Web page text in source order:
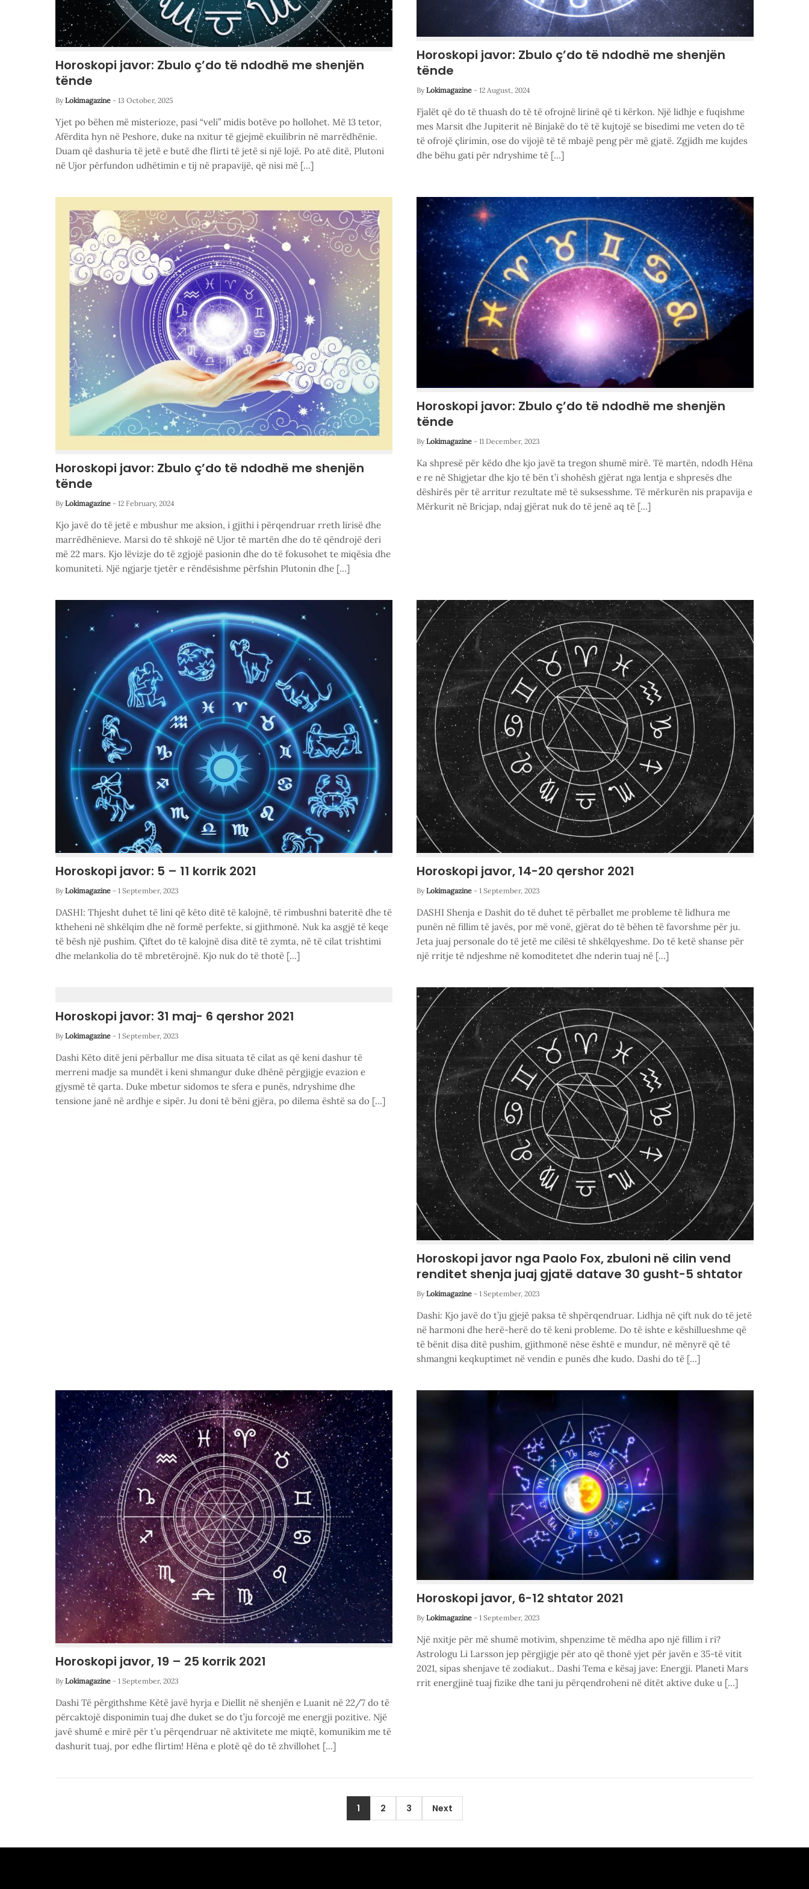
Horoskopi javor: Zbulo ç’do të ndodhë me shenjën
tënde
By Lokimagazine - 13 October, 2025
Yjet po bëhen më misterioze, pasi “veli” midis botëve po hollohet. Më 13 tetor,
Afërdita hyn në Peshore, duke na nxitur të gjejmë ekuilibrin në marrëdhënie.
Duam që dashuria të jetë e butë dhe flirti të jetë si një lojë. Po atë ditë, Plutoni
në Ujor përfundon udhëtimin e tij në prapavijë, që nisi më […]
Horoskopi javor: Zbulo ç’do të ndodhë me shenjën
tënde
By Lokimagazine - 12 August, 2024
Fjalët që do të thuash do të të ofrojnë lirinë që ti kërkon. Një lidhje e fuqishme
mes Marsit dhe Jupiterit në Binjakë do të të kujtojë se bisedimi me veten do të
të ofrojë çlirimin, ose do vijojë të të mbajë peng për më gjatë. Zgjidh me kujdes
dhe bëhu gati për ndryshime të […]
Horoskopi javor: Zbulo ç’do të ndodhë me shenjën
tënde
By Lokimagazine - 12 February, 2024
Kjo javë do të jetë e mbushur me aksion, i gjithi i përqendruar rreth lirisë dhe
marrëdhënieve. Marsi do të shkojë në Ujor të martën dhe do të qëndrojë deri
më 22 mars. Kjo lëvizje do të zgjojë pasionin dhe do të fokusohet te miqësia dhe
komuniteti. Një ngjarje tjetër e rëndësishme përfshin Plutonin dhe […]
Horoskopi javor: Zbulo ç’do të ndodhë me shenjën
tënde
By Lokimagazine - 11 December, 2023
Ka shpresë për këdo dhe kjo javë ta tregon shumë mirë. Të martën, ndodh Hëna
e re në Shigjetar dhe kjo të bën t’i shohësh gjërat nga lentja e shpresës dhe
dëshirës për të arritur rezultate më të suksesshme. Të mërkurën nis prapavija e
Mërkurit në Bricjap, ndaj gjërat nuk do të jenë aq të […]
Horoskopi javor: 5 – 11 korrik 2021
By Lokimagazine - 1 September, 2023
DASHI: Thjesht duhet të lini që këto ditë të kalojnë, të rimbushni bateritë dhe të
ktheheni në shkëlqim dhe në formë perfekte, si gjithmonë. Nuk ka asgjë të keqe
të bësh një pushim. Çiftet do të kalojnë disa ditë të zymta, në të cilat trishtimi
dhe melankolia do të mbretërojnë. Kjo nuk do të thotë […]
Horoskopi javor, 14-20 qershor 2021
By Lokimagazine - 1 September, 2023
DASHI Shenja e Dashit do të duhet të përballet me probleme të lidhura me
punën në fillim të javës, por më vonë, gjërat do të bëhen të favorshme për ju.
Jeta juaj personale do të jetë me cilësi të shkëlqyeshme. Do të ketë shanse për
një rritje të ndjeshme në komoditetet dhe nderin tuaj në […]
Horoskopi javor: 31 maj- 6 qershor 2021
By Lokimagazine - 1 September, 2023
Dashi Këto ditë jeni përballur me disa situata të cilat as që keni dashur të
merreni madje sa mundët i keni shmangur duke dhënë përgjigje evazion e
gjysmë të qarta. Duke mbetur sidomos te sfera e punës, ndryshime dhe
tensione janë në ardhje e sipër. Ju doni të bëni gjëra, po dilema është sa do […]
Horoskopi javor nga Paolo Fox, zbuloni në cilin vend
renditet shenja juaj gjatë datave 30 gusht-5 shtator
By Lokimagazine - 1 September, 2023
Dashi: Kjo javë do t’ju gjejë paksa të shpërqendruar. Lidhja në çift nuk do të jetë
në harmoni dhe herë-herë do të keni probleme. Do të ishte e këshillueshme që
të bënit disa ditë pushim, gjithmonë nëse është e mundur, në mënyrë që të
shmangni keqkuptimet në vendin e punës dhe kudo. Dashi do të […]
Horoskopi javor, 19 – 25 korrik 2021
By Lokimagazine - 1 September, 2023
Dashi Të përgithshme Këtë javë hyrja e Diellit në shenjën e Luanit në 22/7 do të
përcaktojë disponimin tuaj dhe duket se do t’ju forcojë me energji pozitive. Një
javë shumë e mirë për t’u përqendruar në aktivitete me miqtë, komunikim me të
dashurit tuaj, por edhe flirtim! Hëna e plotë që do të zhvillohet […]
Horoskopi javor, 6-12 shtator 2021
By Lokimagazine - 1 September, 2023
Një nxitje për më shumë motivim, shpenzime të mëdha apo një fillim i ri?
Astrologu Li Larsson jep përgjigje për ato që thonë yjet për javën e 35-të vitit
2021, sipas shenjave të zodiakut.. Dashi Tema e kësaj jave: Energji. Planeti Mars
rrit energjinë tuaj fizike dhe tani ju përqendroheni në ditët aktive duke u […]
1 2 3 Next